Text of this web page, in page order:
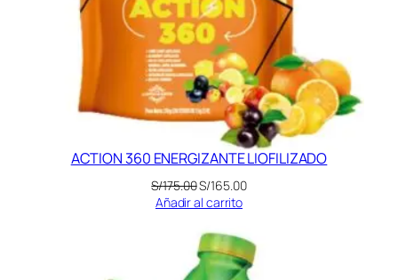
ACTION 360 ENERGIZANTE LIOFILIZADO
S/175.00El
precio
era:
S/175.00.
S/165.00El
es:
S/165.00.
Añadir al carrito